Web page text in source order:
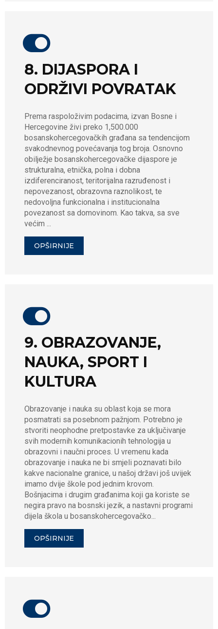
8. DIJASPORA I
ODRŽIVI POVRATAK
Prema raspoloživim podacima, izvan Bosne i
Hercegovine živi preko 1,500.000
bosanskohercegovačkih građana sa tendencijom
svakodnevnog povećavanja tog broja. Osnovno
obilježje bosanskohercegovačke dijaspore je
strukturalna, etnička, polna i dobna
izdiferenciranost, teritorijalna razruđenost i
nepovezanost, obrazovna raznolikost, te
nedovoljna funkcionalna i institucionalna
povezanost sa domovinom. Kao takva, sa sve
većim ...
OPŠIRNIJE
9. OBRAZOVANJE,
NAUKA, SPORT I
KULTURA
Obrazovanje i nauka su oblast koja se mora
posmatrati sa posebnom pažnjom. Potrebno je
stvoriti neophodne pretpostavke za uključivanje
svih modernih komunikacionih tehnologija u
obrazovni i naučni proces. U vremenu kada
obrazovanje i nauka ne bi smjeli poznavati bilo
kakve nacionalne granice, u našoj državi još uvijek
imamo dvije škole pod jednim krovom.
Bošnjacima i drugim građanima koji ga koriste se
negira pravo na bosnski jezik, a nastavni programi
dijela škola u bosanskohercegovačko...
OPŠIRNIJE